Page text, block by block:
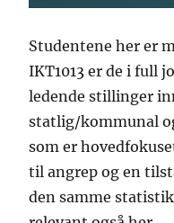
Studentene her er
IKT1013 er de i full
ledende stillinger
statlig/kommunal
som er
til angrep og en
den samme